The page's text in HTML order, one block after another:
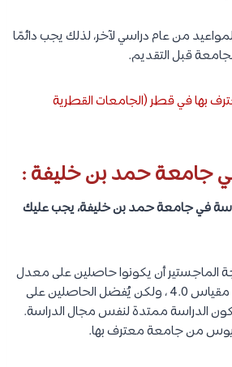
من عام دراسي لآخر، لذلك يجب دائمًا
قبل التقديم.
بها في قطر (الجامعات القطرية
جامعة حمد بن خليفة :
في جامعة حمد بن خليفة، يجب عليك
الماجستير أن يكونوا حاصلين على معدل
تراكمي لا يقل عن 3.0 على مقياس 4.0 ، ولكن يُفضل الحاصلين على
أن تكون الدراسة ممتدة لنفس مجال الدراسة.
من جامعة معترف بها.